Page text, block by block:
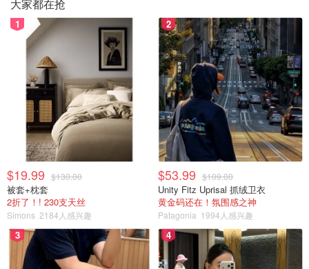
大家都在抢
1
$19.99 $130.00
被套+枕套
2折了！! 230支天丝
Simons 2184人感兴趣
2
$53.99 $109.00
Unity Fitz Uprisal 抓绒卫衣
黄金码还在！氛围感之神
Patagonia 1994人感兴趣
3 4